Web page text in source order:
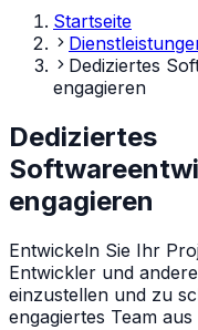
Startseite
Dediziertes
engagieren
Dediziertes
engagieren
Entwickeln Sie Ihr
Entwickler und
einzustellen und zu
engagiertes Team